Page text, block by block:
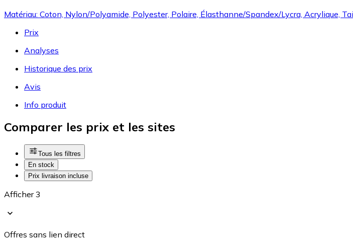
Matériau: Coton, Nylon/Polyamide, Polyester, Polaire, Élasthanne/Spandex/Lycra, Acrylique,
Prix
Analyses
Historique des prix
Avis
Info produit
Comparer les prix et les sites
Tous les filtres
En stock
Prix livraison incluse
Afficher 3
Offres sans lien direct